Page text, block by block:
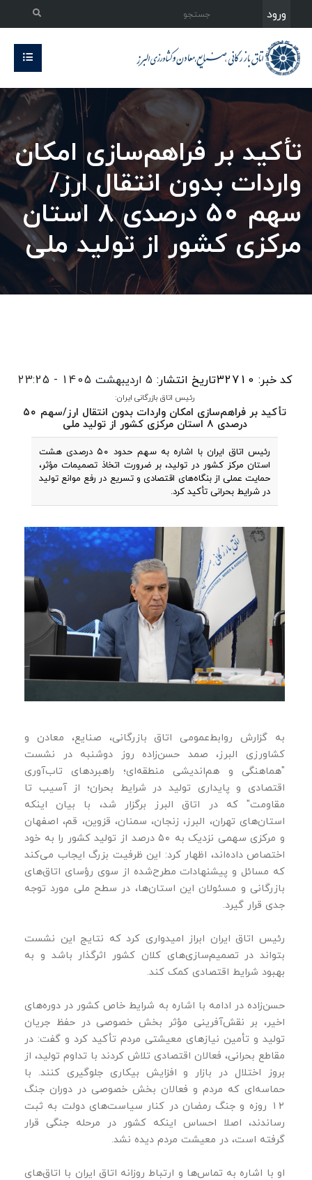
ورود
تأکید بر فراهم‌سازی امکان
واردات بدون انتقال ارز/
سهم ۵۰ درصدی ۸ استان
مرکزی کشور از تولید ملی
کد خبر: 32710 تاریخ انتشار: 5 اردیبهشت 1405 - 23:25
رئیس اتاق بازرگانی ایران:
تأکید بر فراهم‌سازی امکان واردات بدون انتقال ارز/سهم ۵۰
درصدی ۸ استان مرکزی کشور از تولید ملی
رئیس اتاق ایران با اشاره به سهم حدود ۵۰ درصدی هشت
استان مرکز کشور در تولید، بر ضرورت اتخاذ تصمیمات مؤثر،
حمایت عملی از بنگاه‌های اقتصادی و تسریع در رفع موانع تولید
در شرایط بحرانی تأکید کرد.
به گزارش روابط‌عمومی اتاق بازرگانی، صنایع، معادن و
کشاورزی البرز، صمد حسن‌زاده روز دوشنبه در نشست
"هماهنگی و هم‌اندیشی منطقه‌ای؛ راهبردهای تاب‌آوری
اقتصادی و پایداری تولید در شرایط بحران؛ از آسیب تا
مقاومت" که در اتاق البرز برگزار شد، با بیان اینکه
استان‌های تهران، البرز، زنجان، سمنان، قزوین، قم، اصفهان
و مرکزی سهمی نزدیک به ۵۰ درصد از تولید کشور را به خود
اختصاص داده‌اند، اظهار کرد: این ظرفیت بزرگ ایجاب می‌کند
که مسائل و پیشنهادات مطرح‌شده از سوی رؤسای اتاق‌های
بازرگانی و مسئولان این استان‌ها، در سطح ملی مورد توجه
جدی قرار گیرد.
رئیس اتاق ایران ابراز امیدواری کرد که نتایج این نشست
بتواند در تصمیم‌سازی‌های کلان کشور اثرگذار باشد و به
بهبود شرایط اقتصادی کمک کند.
حسن‌زاده در ادامه با اشاره به شرایط خاص کشور در دوره‌های
اخیر، بر نقش‌آفرینی مؤثر بخش خصوصی در حفظ جریان
تولید و تأمین نیازهای معیشتی مردم تأکید کرد و گفت: در
مقاطع بحرانی، فعالان اقتصادی تلاش کردند با تداوم تولید، از
بروز اختلال در بازار و افزایش بیکاری جلوگیری کنند. با
حماسه‌ای که مردم و فعالان بخش خصوصی در دوران جنگ
۱۲ روزه و جنگ رمضان در کنار سیاست‌های دولت به ثبت
رساندند، اصلا احساس اینکه کشور در مرحله جنگی قرار
گرفته است، در معیشت مردم دیده نشد.
او با اشاره به تماس‌ها و ارتباط روزانه اتاق ایران با اتاق‌های